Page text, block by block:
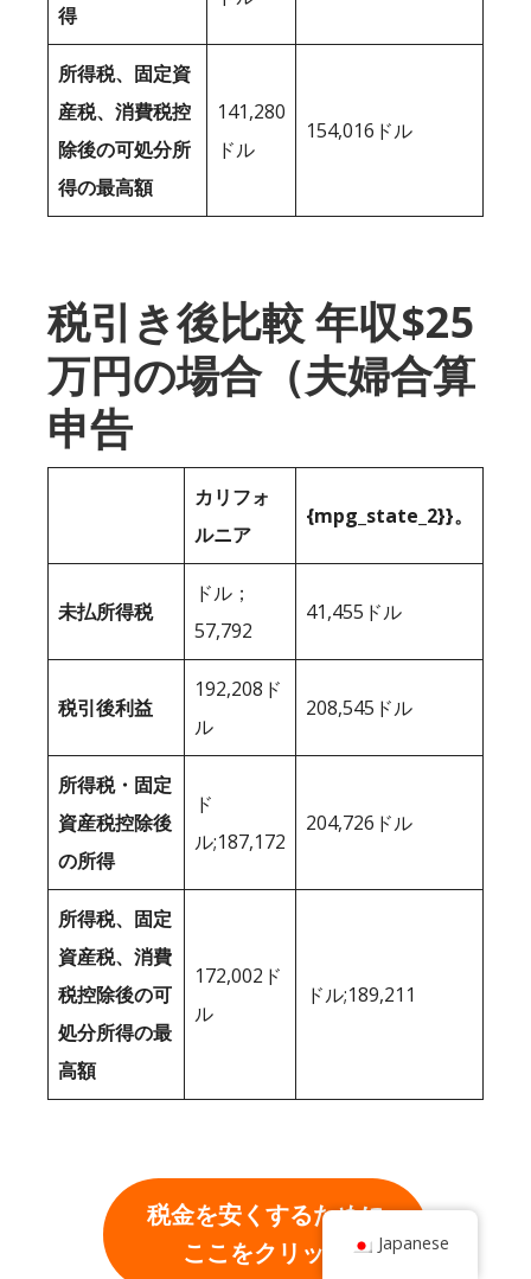
得
所得税、固定資
産税、消費税控
除後の可処分所
得の最高額
141,280
ドル
154,016ドル
税引き後比較 年収$25
万円の場合（夫婦合算
申告
カリフォ
ルニア
{mpg_state_2}}。
未払所得税
ドル；
57,792
41,455ドル
税引後利益
192,208ド
ル
208,545ドル
所得税・固定
資産税控除後
の所得
ド
ル;187,172
204,726ドル
所得税、固定
資産税、消費
税控除後の可
処分所得の最
高額
172,002ド
ル
ドル;189,211
税金を安くするために
ここをクリック
Japanese